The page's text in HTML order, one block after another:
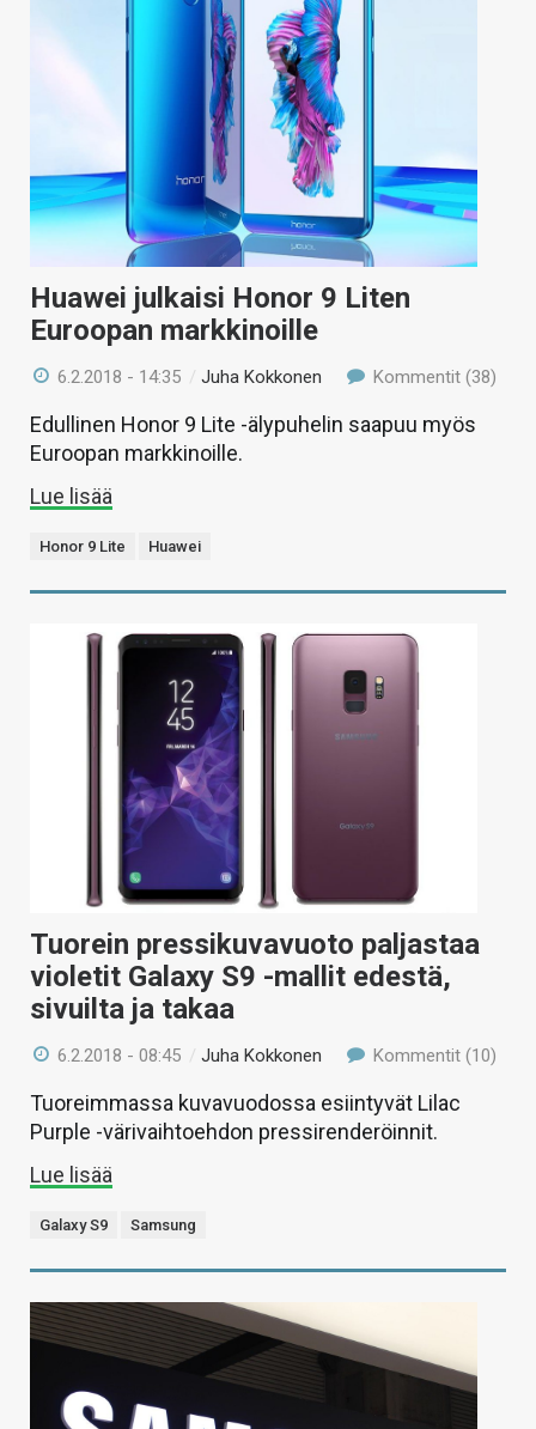
VAIHDA TEEMA
HAKU
Huawei julkaisi Honor 9 Liten
Euroopan markkinoille
6.2.2018 - 14:35 /Juha Kokkonen Kommentit (38)
Edullinen Honor 9 Lite -älypuhelin saapuu myös
Euroopan markkinoille.
Lue lisää
Honor 9 Lite Huawei
Tuorein pressikuvavuoto paljastaa
violetit Galaxy S9 -mallit edestä,
sivuilta ja takaa
6.2.2018 - 08:45 /Juha Kokkonen Kommentit (10)
Tuoreimmassa kuvavuodossa esiintyvät Lilac
Purple -värivaihtoehdon pressirenderöinnit.
Lue lisää
Galaxy S9 Samsung